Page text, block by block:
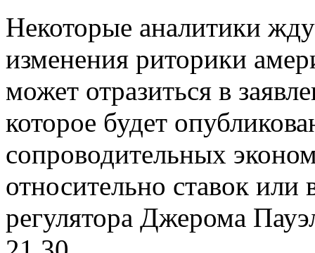
Некоторые аналитики
изменения риторики
может отразиться в
которое будет
сопроводительных
относительно ставок или
регулятора Джерома